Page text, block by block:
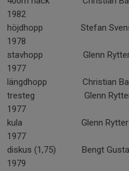
1982
höjdhopp
1978
stavhopp
1977
längdhopp Christian
tresteg Glenn
1977
kula Glenn
1977
diskus (1,75)
1979